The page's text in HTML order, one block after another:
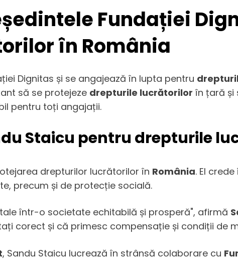
Fundației
în România
Dignitas și se angajează în lupta pentru
să se protejeze drepturile lucrătorilor în țară și
pentru toți angajații.
Staicu pentru drepturile
drepturilor lucrătorilor în România. El
precum și de protecție socială.
într-o societate echitabilă și prosperă", afirmă
corect și că primesc compensație și condiții de
, Sandu Staicu lucrează în strânsă colaborare cu